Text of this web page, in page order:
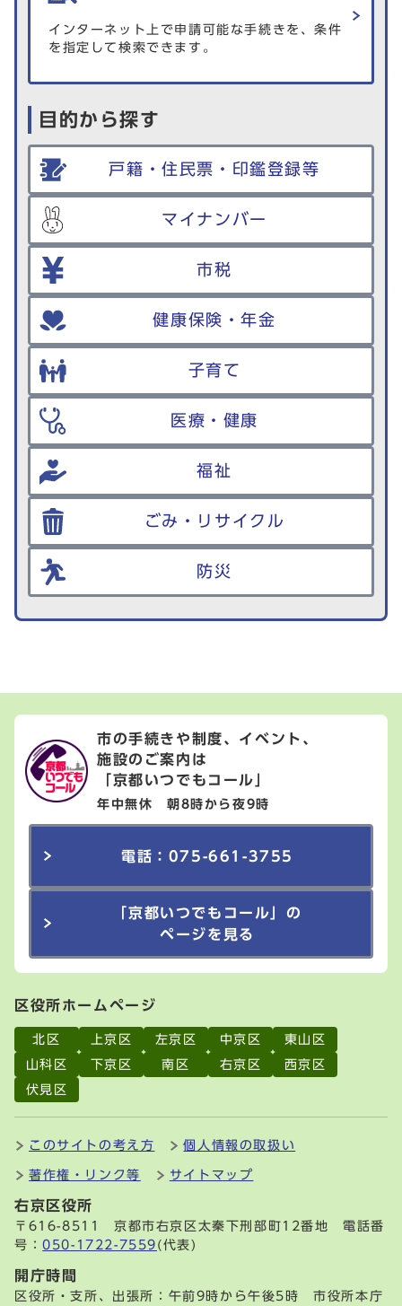
インターネット上で申請可能な手続きを、条件
を指定して検索できます。
目的から探す
戸籍・住民票・印鑑登録等
マイナンバー
市税
健康保険・年金
子育て
医療・健康
福祉
ごみ・リサイクル
防災
市の手続きや制度、イベント、
施設のご案内は
「京都いつでもコール」
年中無休 朝8時から夜9時
電話：075-661-3755
「京都いつでもコール」の
ページを見る
区役所ホームページ
北区 上京区 左京区 中京区
東山区
山科区
下京区 南区 右京区
西京区
伏見区
このサイトの考え方 個人情報の取扱い
著作権・リンク等 サイトマップ
右京区役所
〒616-8511 京都市右京区太秦下刑部町12番地 電話番
号：050-1722-7559 (代表)
開庁時間
区役所・支所、出張所：午前9時から午後5時 市役所本庁